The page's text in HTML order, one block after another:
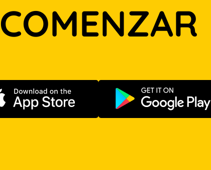
COMENZAR
Descargar en App Store Disponible